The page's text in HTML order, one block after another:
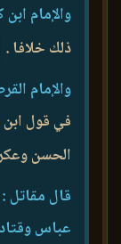
والإمام
ذلك خلافا .
والإمام
في قول
الحسن
قال مقاتل :
عباس